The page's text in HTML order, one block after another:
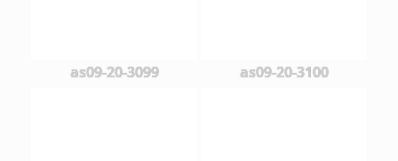
as09-20-3099 as09-20-3100